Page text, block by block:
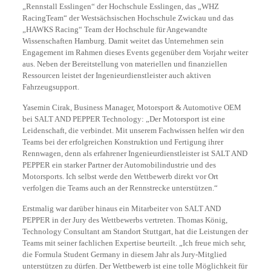
„Rennstall Esslingen“ der Hochschule Esslingen, das „WHZ
RacingTeam“ der Westsächsischen Hochschule Zwickau und das
„HAWKS Racing“ Team der Hochschule für Angewandte
Wissenschaften Hamburg. Damit weitet das Unternehmen sein
Engagement im Rahmen dieses Events gegenüber dem Vorjahr weiter
aus. Neben der Bereitstellung von materiellen und finanziellen
Ressourcen leistet der Ingenieurdienstleister auch aktiven
Fahrzeugsupport.
Yasemin Cirak, Business Manager, Motorsport & Automotive OEM
bei SALT AND PEPPER Technology: „Der Motorsport ist eine
Leidenschaft, die verbindet. Mit unserem Fachwissen helfen wir den
Teams bei der erfolgreichen Konstruktion und Fertigung ihrer
Rennwagen, denn als erfahrener Ingenieurdienstleister ist SALT AND
PEPPER ein starker Partner der Automobilindustrie und des
Motorsports. Ich selbst werde den Wettbewerb direkt vor Ort
verfolgen die Teams auch an der Rennstrecke unterstützen.“
Erstmalig war darüber hinaus ein Mitarbeiter von SALT AND
PEPPER in der Jury des Wettbewerbs vertreten. Thomas König,
Technology Consultant am Standort Stuttgart, hat die Leistungen der
Teams mit seiner fachlichen Expertise beurteilt. „Ich freue mich sehr,
die Formula Student Germany in diesem Jahr als Jury-Mitglied
unterstützen zu dürfen. Der Wettbewerb ist eine tolle Möglichkeit für